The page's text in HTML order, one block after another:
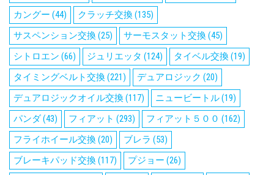
カングー (44) クラッチ交換(135)
サスペンション交換(25) サーモスタット交換(45)
シトロエン (66) ジュリエッタ (124) タイベル交換(19)
タイミングベルト交換(221) デュアロジック (20)
デュアロジックオイル交換(117) ニュービートル(19)
パンダ(43) フィアット (293) フィアット５００ (162)
フライホイール交換(20) ブレラ (53)
ブレーキパッド交換(117) プジョー (26)